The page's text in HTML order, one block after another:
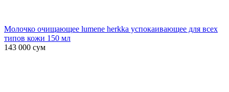
Молочко очищающее lumene herkka успокаивающее для всех
типов кожи 150 мл
143 000 сум